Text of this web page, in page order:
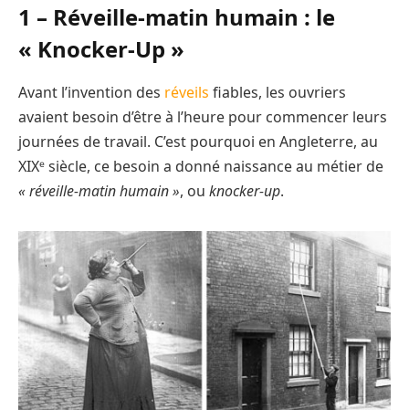
1 – Réveille-matin humain : le
« Knocker-Up »
Avant l’invention des réveils fiables, les ouvriers
avaient besoin d’être à l’heure pour commencer leurs
journées de travail. C’est pourquoi en Angleterre, au
XIXᵉ siècle, ce besoin a donné naissance au métier de
« réveille-matin humain », ou knocker-up.